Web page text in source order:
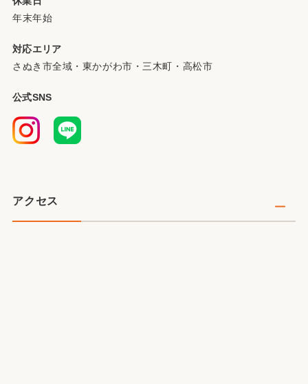
年末年始
対応エリア
さぬき市全域・東かがわ市・三木町・高松市
公式SNS
アクセス